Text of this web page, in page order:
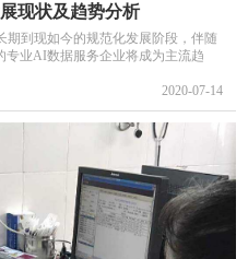
现状及趋势分析
期到现如今的规范化发展阶段，伴随
专业AI数据服务企业将成为主流趋
2020-07-14